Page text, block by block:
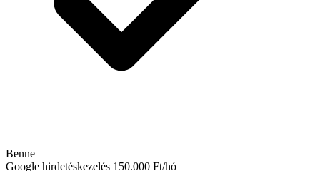
Benne
Google hirdetéskezelés 150.000 Ft/hó